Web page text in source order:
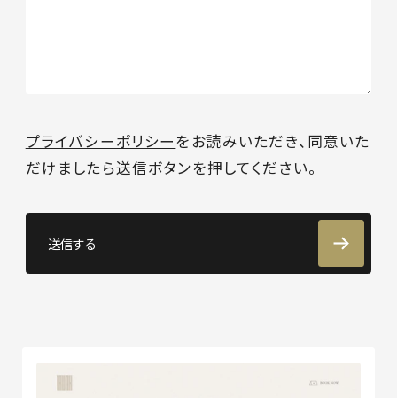
プライバシーポリシーをお読みいただき、同意いた
だけましたら送信ボタンを押してください。
送信する